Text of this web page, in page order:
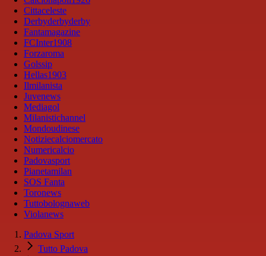
Cittaceleste
Derbyderbyderby
Fantamagazine
FCInter1908
Forzaroma
Golssip
Hellas1903
Ilmilanista
Juvenews
Mediagol
Milanistichannel
Mondoudinese
Notiziecalciomercato
Numericalcio
Padovasport
Pianetamilan
SOS Fanta
Toronews
Tuttobolognaweb
Violanews
Padova Sport
Tutto Padova